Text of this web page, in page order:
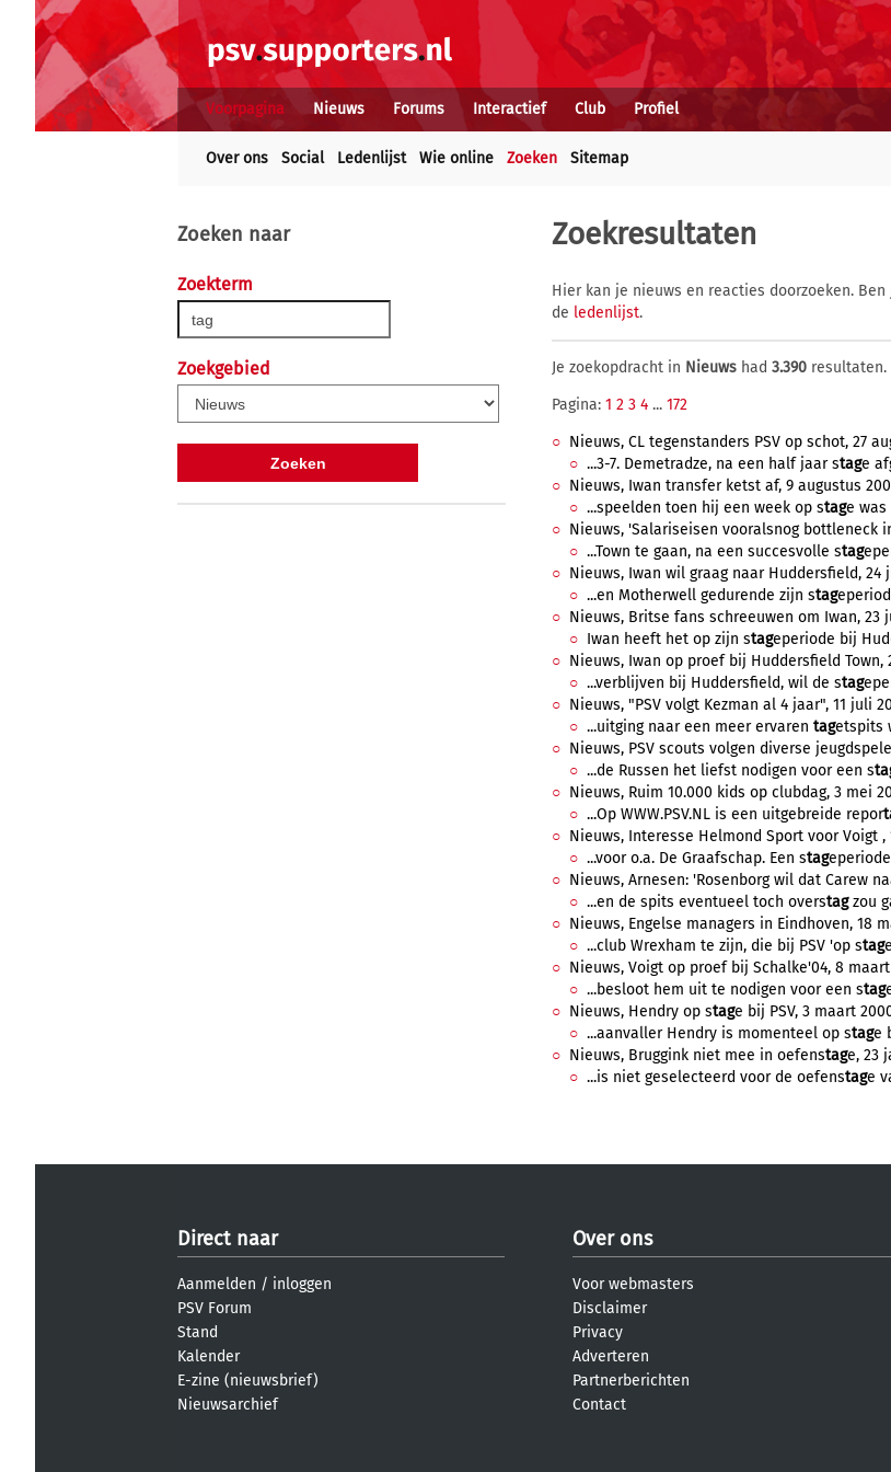
Voorpagina Nieuws Forums Interactief Club Profiel
Over ons Social Ledenlijst Wie online Zoeken Sitemap
Zoeken naar
Zoekterm
Zoekgebied
Zoekresultaten
Hier kan je nieuws en reacties doorzoeken.
de ledenlijst.
Je zoekopdracht in Nieuws had 3.390 resultaten.
Pagina: 1 2 3 4 ... 172
Nieuws, CL tegenstanders PSV op schot, 27
...3-7. Demetradze, na een half jaar stage
Nieuws, Iwan transfer ketst af, 9 augustus
...speelden toen hij een week op stage was
Nieuws, 'Salariseisen vooralsnog bottleneck
...Town te gaan, na een succesvolle stag
Nieuws, Iwan wil graag naar Huddersfield, 24
...en Motherwell gedurende zijn stag
Nieuws, Britse fans schreeuwen om Iwan, 23
Iwan heeft het op zijn stageperiode bij
Nieuws, Iwan op proef bij Huddersfield Town,
...verblijven bij Huddersfield, wil de stag
Nieuws, "PSV volgt Kezman al 4 jaar", 11 juli
...uitging naar een meer ervaren tagetspits
Nieuws, PSV scouts volgen diverse
...de Russen het liefst nodigen voor een s
Nieuws, Ruim 10.000 kids op clubdag, 3 mei
...Op WWW.PSV.NL is een uitgebreide repor
Nieuws, Interesse Helmond Sport voor Voigt ,
...voor o.a. De Graafschap. Een stag
Nieuws, Arnesen: 'Rosenborg wil dat Carew
...en de spits eventueel toch overstagzou
Nieuws, Engelse managers in Eindhoven, 18
...club Wrexham te zijn, die bij PSV 'op stag
Nieuws, Voigt op proef bij Schalke'04, 8 maart
...besloot hem uit te nodigen voor een stag
Nieuws, Hendry op stage bij PSV, 3 maart
...aanvaller Hendry is momenteel op stage
Nieuws, Bruggink niet mee in oefenstage, 23
...is niet geselecteerd voor de oefenstage
Direct naar
Aanmelden / inloggen
PSV Forum
Stand
Kalender
E-zine (nieuwsbrief)
Nieuwsarchief
Over ons
Voor webmasters
Disclaimer
Privacy
Adverteren
Partnerberichten
Contact